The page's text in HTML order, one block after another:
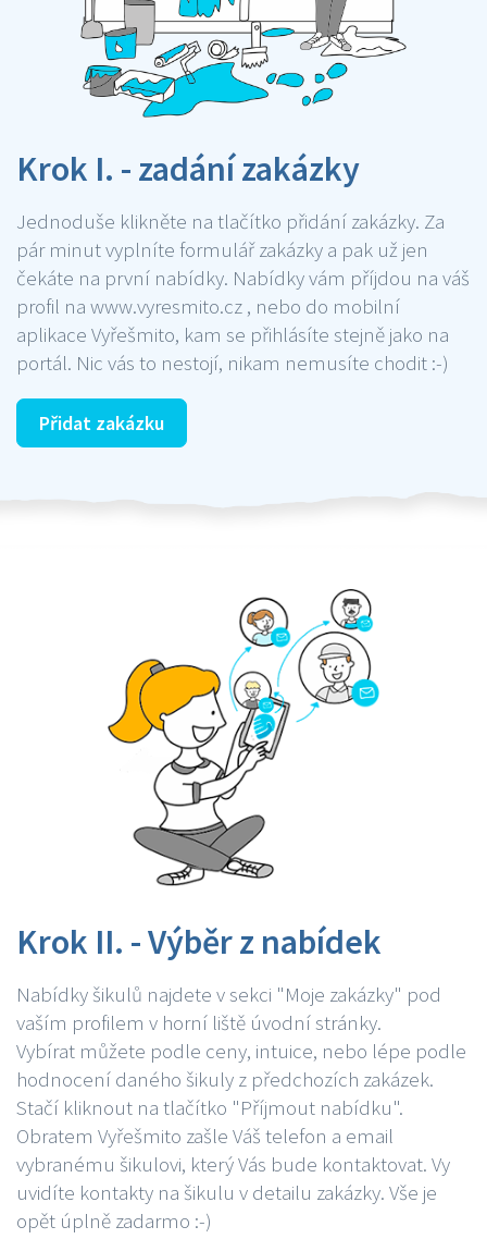
Krok I. - zadání zakázky
Jednoduše klikněte na tlačítko přidání zakázky. Za
pár minut vyplníte formulář zakázky a pak už jen
čekáte na první nabídky. Nabídky vám příjdou na váš
profil na www.vyresmito.cz , nebo do mobilní
aplikace Vyřešmito, kam se přihlásíte stejně jako na
portál. Nic vás to nestojí, nikam nemusíte chodit :-)
Přidat zakázku
Krok II. - Výběr z nabídek
Nabídky šikulů najdete v sekci "Moje zakázky" pod
vaším profilem v horní liště úvodní stránky.
Vybírat můžete podle ceny, intuice, nebo lépe podle
hodnocení daného šikuly z předchozích zakázek.
Stačí kliknout na tlačítko "Příjmout nabídku".
Obratem Vyřešmito zašle Váš telefon a email
vybranému šikulovi, který Vás bude kontaktovat. Vy
uvidíte kontakty na šikulu v detailu zakázky. Vše je
opět úplně zadarmo :-)